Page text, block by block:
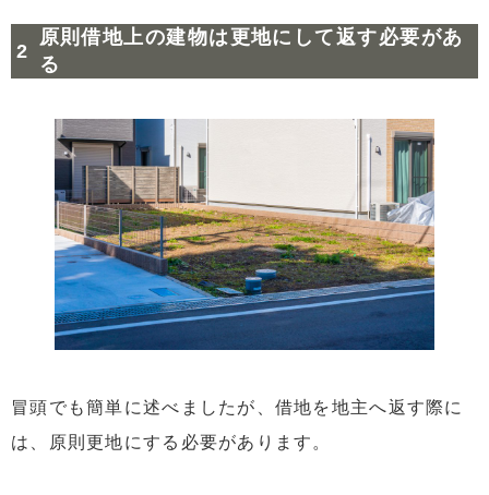
原則借地上の建物は更地にして返す必要があ
る
冒頭でも簡単に述べましたが、借地を地主へ返す際に
は、原則更地にする必要があります。